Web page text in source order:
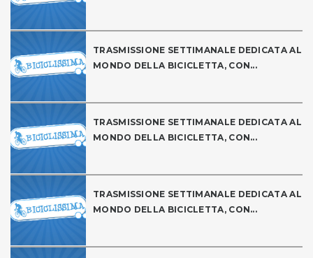
TRASMISSIONE SETTIMANALE DEDICATA AL
MONDO DELLA BICICLETTA, CON...
TRASMISSIONE SETTIMANALE DEDICATA AL
MONDO DELLA BICICLETTA, CON...
TRASMISSIONE SETTIMANALE DEDICATA AL
MONDO DELLA BICICLETTA, CON...